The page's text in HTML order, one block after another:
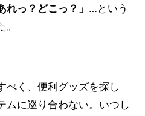
れっ？どこっ？」 …という
べく、便利グッズを探し
ムに巡り合わない。いつし